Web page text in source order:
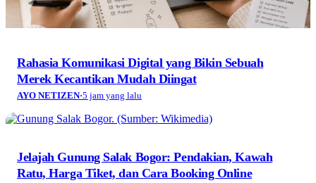
Rahasia Komunikasi Digital yang Bikin Sebuah
Merek Kecantikan Mudah Diingat
AYO NETIZEN·5 jam yang lalu
Jelajah Gunung Salak Bogor: Pendakian, Kawah
Ratu, Harga Tiket, dan Cara Booking Online